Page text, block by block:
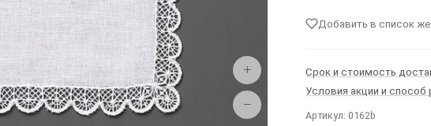
+
−
Добавить в список
Срок и стоимость
Условия акции и способ
Артикул: 0162b